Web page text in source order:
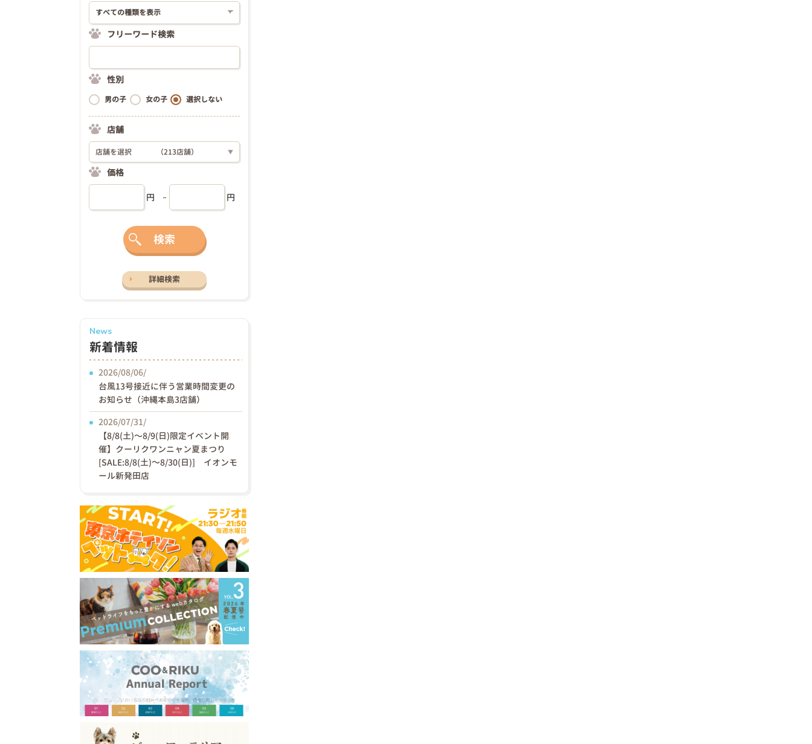
フリーワード検索
性別
男の子 女の子 選択しない
店舗
店舗を選択 （213店舗） ▼
価格
円 円
検索
詳細検索
News
新着情報
2026/08/06/
台風13号接近に伴う営業時間変更の
お知らせ（沖縄本島3店舗）
2026/07/31/
【8/8(土)〜8/9(日)限定イベント開
催】クーリクワンニャン夏まつり
[SALE:8/8(土)～8/30(日)] イオンモ
ール新発田店